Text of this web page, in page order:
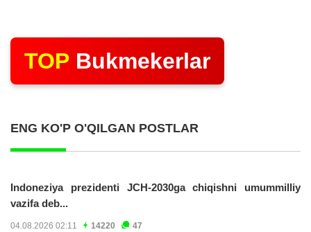
TOP Bukmekerlar
ENG KO'P O'QILGAN POSTLAR
Indoneziya prezidenti JCH-2030ga chiqishni umummilliy
vazifa deb...
04.08.2026 02:11 14220 47